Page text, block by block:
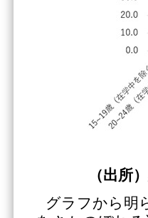
（出所
グラフから明